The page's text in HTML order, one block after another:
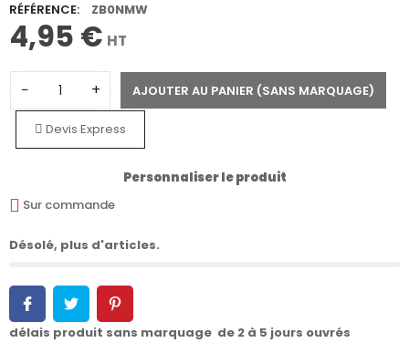
RÉFÉRENCE: ZB0NMW
4,95 € HT
− + AJOUTER AU PANIER (SANS MARQUAGE)
Devis Express
Personnaliser le produit
Sur commande
Désolé, plus d'articles.
délais produit sans marquage de 2 à 5 jours ouvrés